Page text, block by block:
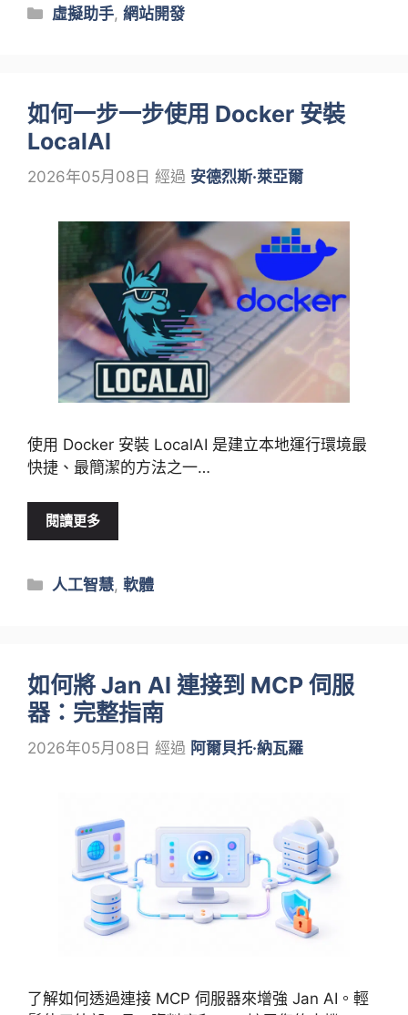
類
虛擬助手,網站開發
如何一步一步使用 Docker 安裝
LocalAI
2026年05月08日 經過 安德烈斯·萊亞爾
使用 Docker 安裝 LocalAI 是建立本地運行環境最
快捷、最簡潔的方法之一…
閱讀更多
類
人工智慧,軟體
如何將 Jan AI 連接到 MCP 伺服
器：完整指南
2026年05月08日 經過 阿爾貝托·納瓦羅
了解如何透過連接 MCP 伺服器來增強 Jan AI。輕